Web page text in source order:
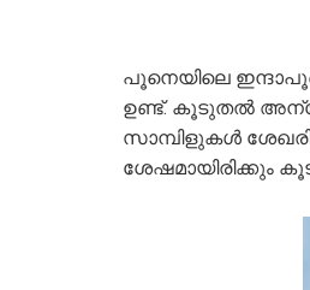
പൂനെയിലെ
ഉണ്ട്. കൂടുതൽ
സാമ്പിളുകൾ
ശേഷമായിരിക്കും